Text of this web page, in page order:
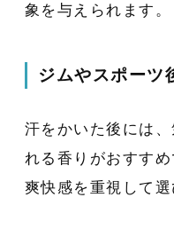
象を与えられます。
ジムやスポーツ
汗をかいた後には
れる香りがおすすめ
爽快感を重視して選